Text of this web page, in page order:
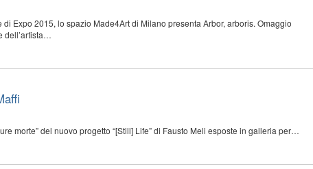
Expo 2015, lo spazio Made4Art di Milano presenta Arbor, arboris. Omaggio
dell’artista…
morte” del nuovo progetto “[Still] Life” di Fausto Meli esposte in galleria per…